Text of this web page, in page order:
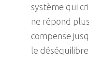
système qui
ne répond
compense
le